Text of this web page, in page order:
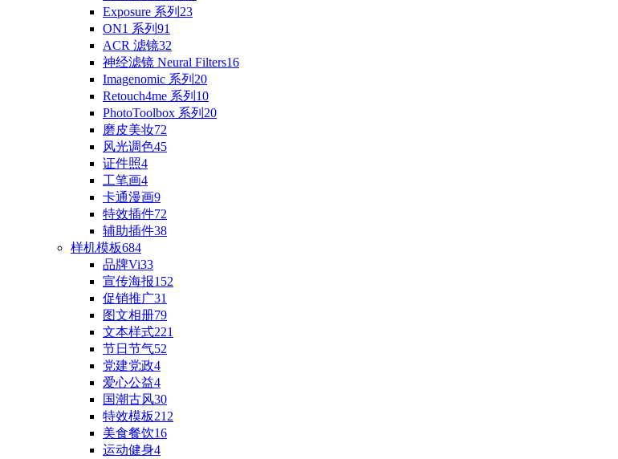
Exposure 系列 23
ON1 系列 91
ACR 滤镜32
神经滤镜 Neural Filters16
Imagenomic 系列 20
Retouch4me 系列 10
PhotoToolbox 系列 20
磨皮美妆72
风光调色45
证件照4
工笔画4
卡通漫画9
特效插件72
辅助插件38
样机模板684
品牌Vi33
宣传海报152
促销推广31
图文相册79
文本样式221
节日节气52
党建党政4
爱心公益4
国潮古风30
特效模板212
美食餐饮16
运动健身4